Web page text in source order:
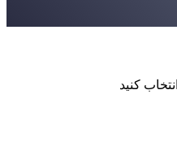
کنید